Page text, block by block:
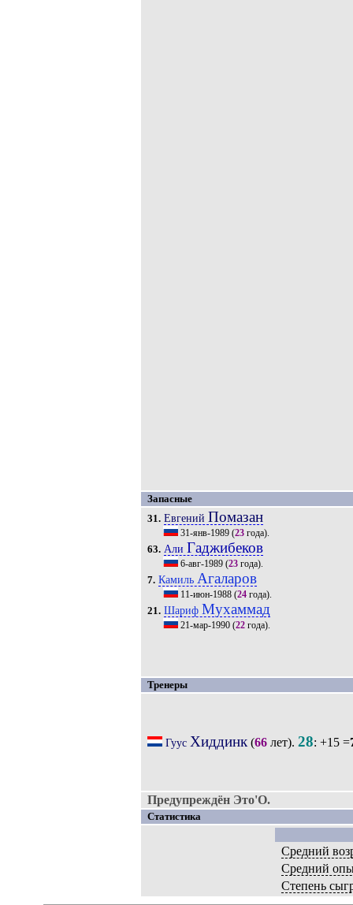
Запасные
31. Евгений Помазан
31-янв-1989(23года).
63. Али Гаджибеков
6-авг-1989(23года).
7. Камиль Агаларов
11-июн-1988(24года).
21. Шариф Мухаммад
21-мар-1990(22года).
Тренеры
Гуус Хиддинк(66лет). 28: +15 =
Предупреждён Это'O.
Статистика
Средний
Средний
Степень